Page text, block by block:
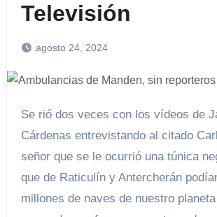
Televisión
agosto 24, 2024
Se rió dos veces con los vídeos de Javier
Cárdenas entrevistando al citado
señor que se le ocurrió una túnica
que de Raticulín y Antercherán
millones de naves de nuestro